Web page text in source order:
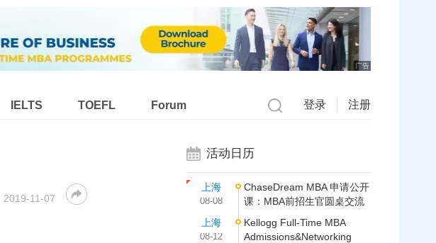
广告
IELTS TOEFL Forum 登录 注册
2019-11-07
活动日历
上海
08-08
ChaseDream MBA 申请公开
课：MBA前招生官圆桌交流
上海
08-12
Kellogg Full-Time MBA
Admissions&Networking